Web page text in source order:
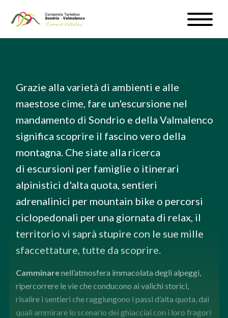
contenuto
Toggle
WEBCAM & METEO
IT
#InLOMBARDIA
Grazie alla varietà di ambienti e alle
maestose cime, fare un'escursione nel
mandamento di Sondrio e della Valmalenco
significa scoprire il fascino vero della
montagna. Che siate alla ricerca
di escursioni per famiglie o itinerari
alpinistici d'alta quota, sentieri
adrenalinici per mountain bike o percorsi
ciclopedonali per una giornata di relax, il
territorio vi saprà stupire con le sue mille
sfaccettature, tutte da scoprire.
Camminarenell’atmosfera immacolata degli alpeggi,
ripercorrere le vie che conducono ai valichi storici,
risalire i sentieri che raggiungono i passi d’alta quota, dai
quali ammirare lo scenario dei ghiacciai con i loro fragori